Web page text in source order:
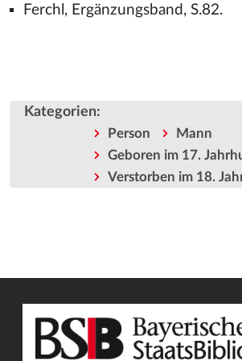
Ferchl, Ergänzungsband, S.82.
Kategorien:
Person
Mann
Geboren im 17.
Verstorben im 18.